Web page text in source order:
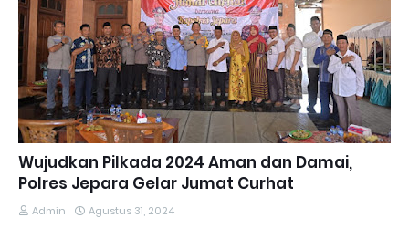
Wujudkan Pilkada 2024 Aman dan Damai,
Polres Jepara Gelar Jumat Curhat
Admin Agustus 31, 2024